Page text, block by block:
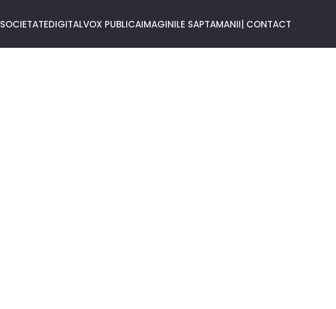
SOCIETATEDIGITALVOX PUBLICAIMAGINILE SAPTAMANII| CONTACT